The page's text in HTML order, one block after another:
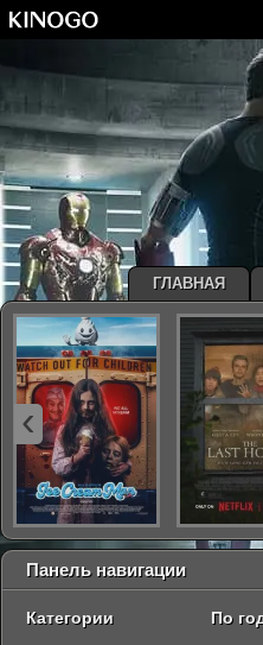
Панель навигации
Категории По
ГЛАВНАЯ
‹